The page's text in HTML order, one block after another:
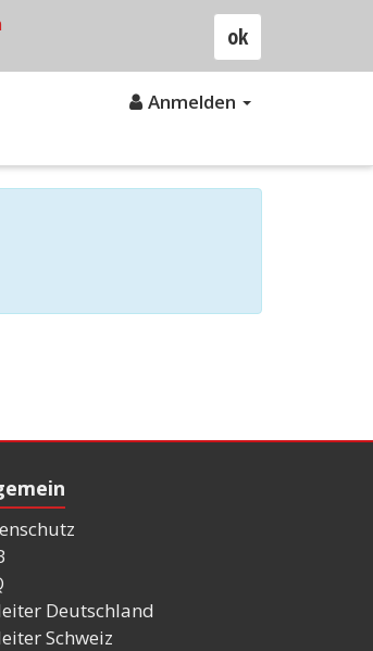
Anmelden
Deutschland
Schweiz
ok